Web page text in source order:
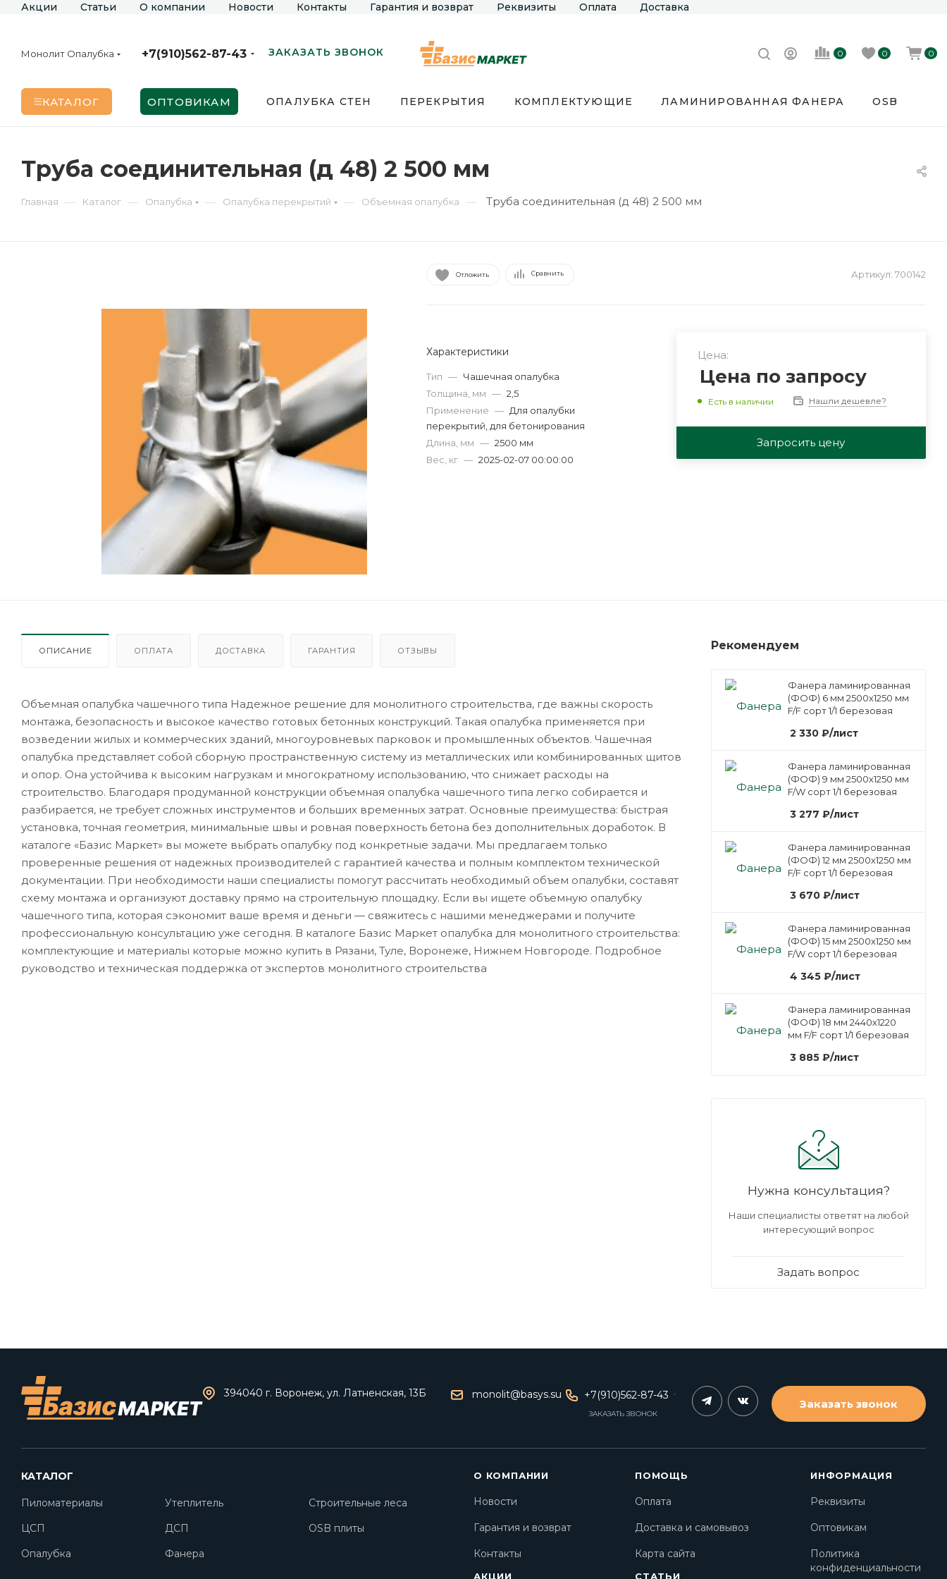
Акции Статьи О компании Новости Контакты Гарантия и возврат Реквизиты Оплата Доставка
Монолит Опалубка +7(910)562-87-43 ЗАКАЗАТЬ ЗВОНОК 0 0 0
КАТАЛОГ ОПТОВИКАМ ОПАЛУБКА СТЕН ПЕРЕКРЫТИЯ КОМПЛЕКТУЮЩИЕ ЛАМИНИРОВАННАЯ ФАНЕРА OSB
Труба соединительная (д 48) 2 500 мм
Главная — Каталог — Опалубка — Опалубка перекрытий — Объемная опалубка — Труба соединительная (д 48) 2 500 мм
Отложить Сравнить Артикул: 700142
Характеристики
Тип — Чашечная опалубка
Толщина, мм — 2,5
Применение — Для опалубки
перекрытий, для бетонирования
Длина, мм — 2500 мм
Вес, кг — 2025-02-07 00:00:00
Цена:
Цена по запросу
Есть в наличии Нашли дешевле?
Запросить цену
ОПИСАНИЕ ОПЛАТА ДОСТАВКА ГАРАНТИЯ ОТЗЫВЫ
Объемная опалубка чашечного типа Надежное решение для монолитного строительства, где важны скорость
монтажа, безопасность и высокое качество готовых бетонных конструкций. Такая опалубка применяется при
возведении жилых и коммерческих зданий, многоуровневых парковок и промышленных объектов. Чашечная
опалубка представляет собой сборную пространственную систему из металлических или комбинированных щитов
и опор. Она устойчива к высоким нагрузкам и многократному использованию, что снижает расходы на
строительство. Благодаря продуманной конструкции объемная опалубка чашечного типа легко собирается и
разбирается, не требует сложных инструментов и больших временных затрат. Основные преимущества: быстрая
установка, точная геометрия, минимальные швы и ровная поверхность бетона без дополнительных доработок. В
каталоге «Базис Маркет» вы можете выбрать опалубку под конкретные задачи. Мы предлагаем только
проверенные решения от надежных производителей с гарантией качества и полным комплектом технической
документации. При необходимости наши специалисты помогут рассчитать необходимый объем опалубки, составят
схему монтажа и организуют доставку прямо на строительную площадку. Если вы ищете объемную опалубку
чашечного типа, которая сэкономит ваше время и деньги — свяжитесь с нашими менеджерами и получите
профессиональную консультацию уже сегодня. В каталоге Базис Маркет опалубка для монолитного строительства:
комплектующие и материалы которые можно купить в Рязани, Туле, Воронеже, Нижнем Новгороде. Подробное
руководство и техническая поддержка от экспертов монолитного строительства
Рекомендуем
Фанера ламинированная
(ФОФ) 6 мм 2500х1250 мм
F/F сорт 1/1 березовая
2 330 ₽/лист
Фанера ламинированная
(ФОФ) 9 мм 2500х1250 мм
F/W сорт 1/1 березовая
3 277 ₽/лист
Фанера ламинированная
(ФОФ) 12 мм 2500х1250 мм
F/F сорт 1/1 березовая
3 670 ₽/лист
Фанера ламинированная
(ФОФ) 15 мм 2500х1250 мм
F/W сорт 1/1 березовая
4 345 ₽/лист
Фанера ламинированная
(ФОФ) 18 мм 2440х1220
мм F/F сорт 1/1 березовая
3 885 ₽/лист
Нужна консультация?
Наши специалисты ответят на любой
интересующий вопрос
Задать вопрос
394040 г. Воронеж, ул. Латненская, 13Б monolit@basys.su +7(910)562-87-43
ЗАКАЗАТЬ ЗВОНОК
Заказать звонок
КАТАЛОГ
Пиломатериалы Утеплитель
Строительные леса
ЦСП
ДСП
OSB плиты
Опалубка
Фанера
О КОМПАНИИ
Новости
Гарантия и возврат
Контакты
АКЦИИ
ПОМОЩЬ
Оплата
Доставка и самовывоз
Карта сайта
СТАТЬИ
ИНФОРМАЦИЯ
Реквизиты
Оптовикам
Политика
конфиденциальности